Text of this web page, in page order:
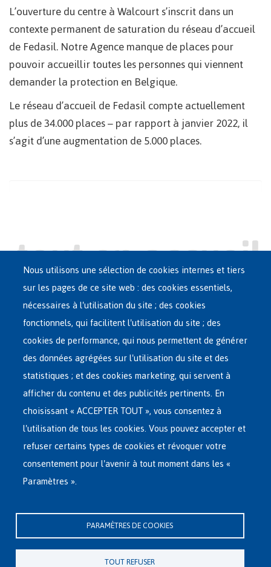
L’ouverture du centre à Walcourt s’inscrit dans un
contexte permanent de saturation du réseau d’accueil
de Fedasil. Notre Agence manque de places pour
pouvoir accueillir toutes les personnes qui viennent
demander la protection en Belgique.
Le réseau d’accueil de Fedasil compte actuellement
plus de 34.000 places – par rapport à janvier 2022, il
s’agit d’une augmentation de 5.000 places.
Main
French
Menu
ASILE EN BELGIQUE
RÉSEAU D'ACCUEIL
RETOUR VOLONTAIRE
INTERNATIONAL
À PROPOS DE FEDASIL
Rue des Chartreux 21 , 1000 Bruxelles
E-mail : info@fedasil.be • T : +32-(0)2-213 44 11 • F : +32-(0)2-213 44 22
Vie privée, copyright et disclaimer|Déclaration d'accessibilité
Nous utilisons une sélection de cookies internes et tiers
sur les pages de ce site web : des cookies essentiels,
nécessaires à l'utilisation du site ; des cookies
fonctionnels, qui facilitent l'utilisation du site ; des
cookies de performance, qui nous permettent de générer
des données agrégées sur l'utilisation du site et des
statistiques ; et des cookies marketing, qui servent à
afficher du contenu et des publicités pertinents. En
choisissant « ACCEPTER TOUT », vous consentez à
l'utilisation de tous les cookies. Vous pouvez accepter et
refuser certains types de cookies et révoquer votre
consentement pour l'avenir à tout moment dans les «
Paramètres ».
PARAMÈTRES DE COOKIES
TOUT REFUSER